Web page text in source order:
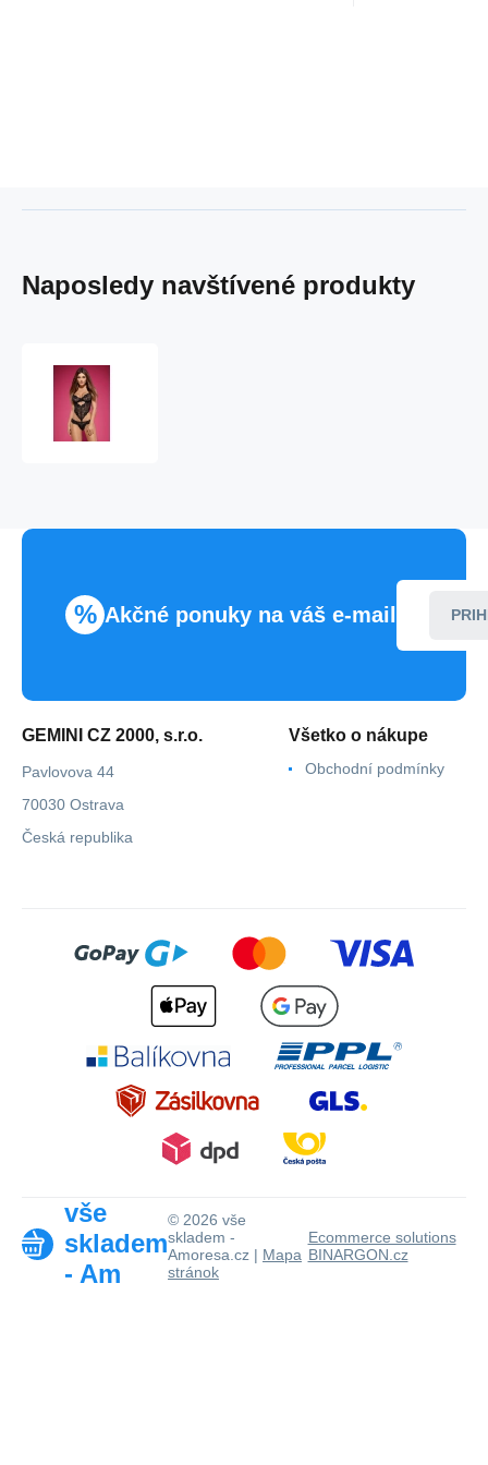
Naposledy navštívené produkty
% Akčné ponuky na váš e-mail
GEMINI CZ 2000, s.r.o.
Pavlovova 44
70030 Ostrava
Česká republika
Všetko o nákupe
Obchodní podmínky
vše
skladem
- Am
© 2026 vše
skladem -
Amoresa.cz | Mapa
stránok
Ecommerce solutions
BINARGON.cz